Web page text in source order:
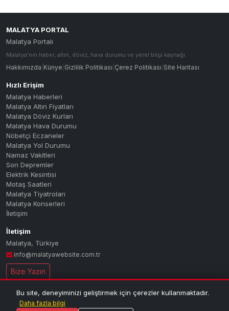
Bolu
Burdur
Bursa
Çanakkale
Çankırı
Çorum
Denizli
Diyarbakır
Düzce
Edirne
Erzincan
Erzurum
Eskişehir
Gaziantep
Gümüşhane
MALATYA PORTAL
Malatya Portalı
Malatya'nın haber, altın, döviz, hava durumu ve yerel bilgi kaynağı.
Hakkımızda Künye Gizlilik Politikası Çerez Politikası Site Haritası
Hızlı Erişim
Malatya Haberleri
Malatya Altın Fiyatları
Malatya Döviz Kurları
Malatya Hava Durumu
Nöbetçi Eczaneler
Malatya Yol Durumu
Namaz Vakitleri
Son Depremler
Elektrik Kesintisi
Motaş Saatleri
Malatya Tiyatroları
Malatya Konserleri
İletişim
İletişim
Malatya, Türkiye
info@malatyawebsite.com.tr
Bize Yazın
© 2026 MALATYA PORTAL — Tüm hakları saklıdır.
haber ve bilgi portalı
Bu site, deneyiminizi geliştirmek için çerezler kullanmaktadır.
Daha fazla bilgi